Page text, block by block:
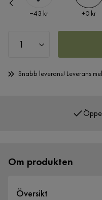
Pris
−43 kr Pris
+0 kr
Snabb leverans! Leverans
Om produkten
Översikt